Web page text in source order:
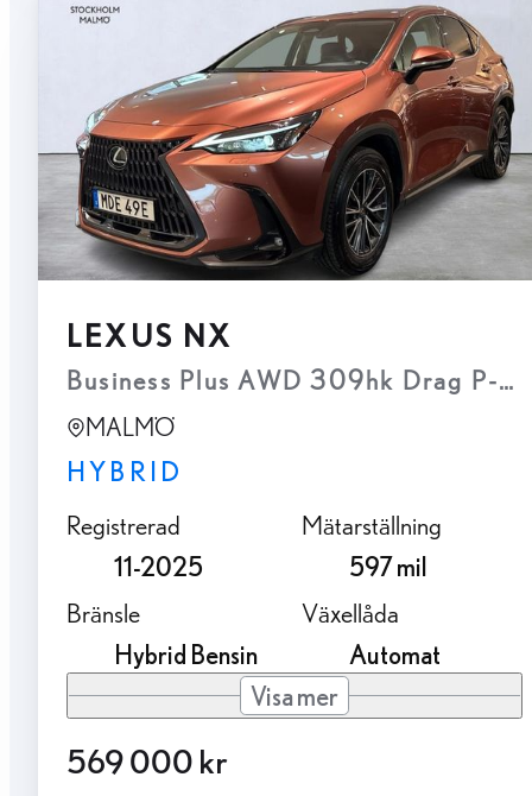
LEXUS NX
Business Plus AWD 309hk Drag P-
MALMÖ
HYBRID
Registrerad
11-2025
Mätarställning
597 mil
Bränsle
Hybrid Bensin
Växellåda
Automat
Visa mer
569 000 kr